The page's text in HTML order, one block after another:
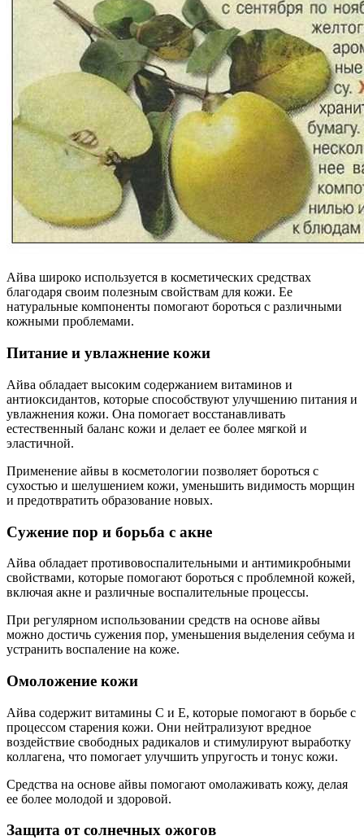
Айва широко используется в косметических средствах
благодаря своим полезным свойствам для кожи. Ее
натуральные компоненты помогают бороться с различными
кожными проблемами.
Питание и увлажнение кожи
Айва обладает высоким содержанием витаминов и
антиоксидантов, которые способствуют улучшению питания и
увлажнения кожи. Она помогает восстанавливать
естественный баланс кожи и делает ее более мягкой и
эластичной.
Применение айвы в косметологии позволяет бороться с
сухостью и шелушением кожи, уменьшить видимость морщин
и предотвратить образование новых.
Сужение пор и борьба с акне
Айва обладает противовоспалительными и антимикробными
свойствами, которые помогают бороться с проблемной кожей,
включая акне и различные воспалительные процессы.
При регулярном использовании средств на основе айвы
можно достичь сужения пор, уменьшения выделения себума и
устранить воспаление на коже.
Омоложение кожи
Айва содержит витамины С и Е, которые помогают в борьбе с
процессом старения кожи. Они нейтрализуют вредное
воздействие свободных радикалов и стимулируют выработку
коллагена, что помогает улучшить упругость и тонус кожи.
Средства на основе айвы помогают омолаживать кожу, делая
ее более молодой и здоровой.
Защита от солнечных ожогов